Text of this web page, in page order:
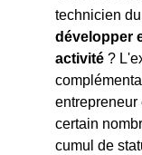
technicien
développer
activité ?
entrepreneur
certain
cumul de